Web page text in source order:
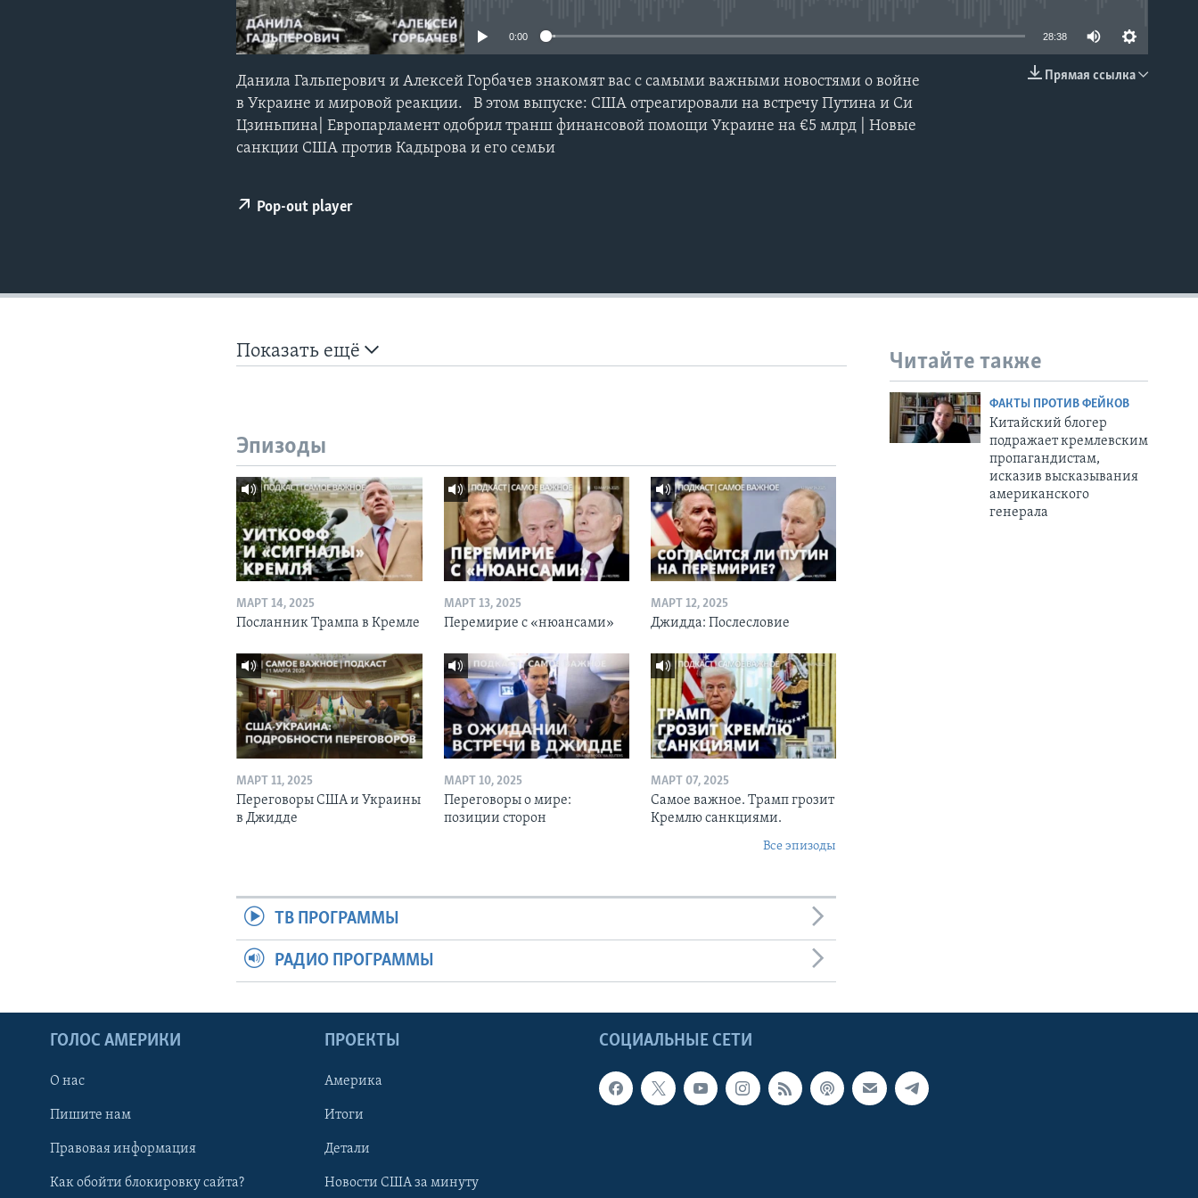
0:00 28:38
Прямая ссылка
Данила Гальперович и Алексей Горбачев знакомят вас с самыми важными новостями о войне
в Украине и мировой реакции. В этом выпуске: США отреагировали на встречу Путина и Си
Цзиньпина| Европарламент одобрил транш финансовой помощи Украине на €5 млрд | Новые
санкции США против Кадырова и его семьи
Pop-out player
Показать ещё Читайте также
ФАКТЫ ПРОТИВ ФЕЙКОВ
Китайский блогер
подражает кремлевским
пропагандистам,
исказив высказывания
американского
генерала
Эпизоды
МАРТ 14, 2025
Посланник Трампа в Кремле
МАРТ 13, 2025
Перемирие с «нюансами»
МАРТ 12, 2025
Джидда: Послесловие
МАРТ 11, 2025
Переговоры США и Украины
в Джидде
МАРТ 10, 2025
Переговоры о мире:
позиции сторон
МАРТ 07, 2025
Самое важное. Трамп грозит
Кремлю санкциями.
Все эпизоды
ТВ ПРОГРАММЫ
РАДИО ПРОГРАММЫ
СОЦИАЛЬНЫЕ СЕТИ
ГОЛОС АМЕРИКИ
О нас
Пишите нам
Правовая информация
Как обойти блокировку сайта?
ПРОЕКТЫ
Америка
Итоги
Детали
Новости США за минуту